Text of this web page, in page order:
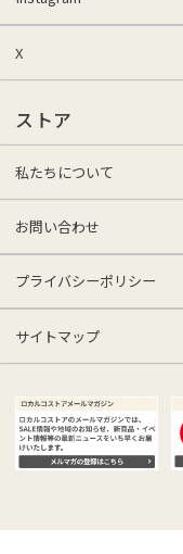
X
ストア
私たちについて
お問い合わせ
プライバシーポリシー
サイトマップ